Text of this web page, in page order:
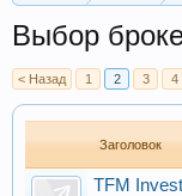
Выбор
< Назад 1 2 3 4
Заголовок
TFM Invest